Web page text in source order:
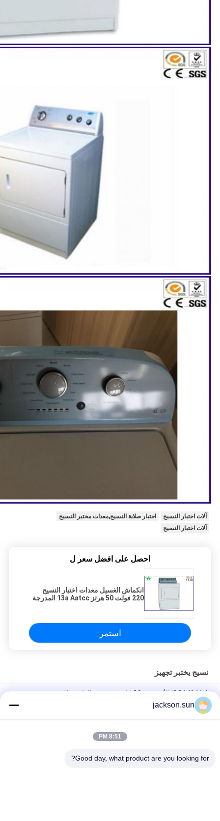
آلات اختبار النسيج
اختبار صلابة النسيج,معدات مختبر النسيج
آلات اختبار النسيج
احصل على افضل سعر ل
انكماش الغسيل معدات اختبار النسيج
220 فولت 50 هرتز 13a Aatcc المدرجة
استمر
نسيج يختبر تجهيز
ISO14644-1 الأكسجين O2 كاشف تسرب الغاز محلل تذوب - مرشح
القماش في مهب الغبار اختبار الوجه واقية للكشف عن النسيج
ASTM D5362 معدات اختبار النسيج / كيس فول القماش Snagging
jackson.sun
8:51 PM
Good day, what product are you looking for?